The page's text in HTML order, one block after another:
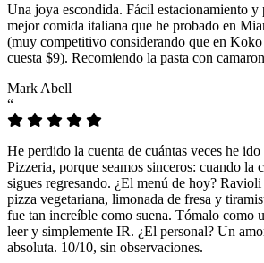
Una joya escondida. Fácil estacionamiento y
mejor comida italiana que he probado en
(muy competitivo considerando que en
cuesta $9). Recomiendo la pasta con
Mark Abell
“
He perdido la cuenta de cuántas veces he
Pizzeria, porque seamos sinceros: cuando la
sigues regresando. ¿El menú de hoy?
pizza vegetariana, limonada de fresa y
fue tan increíble como suena. Tómalo como
leer y simplemente IR. ¿El personal? Un
absoluta. 10/10, sin observaciones.